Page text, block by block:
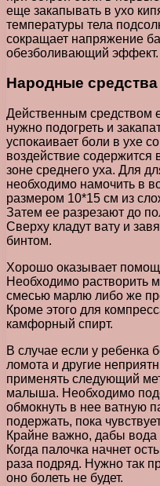
еще закапывать в ухо
температуры тела
сокращает напряжение
обезболивающий эффект.
Народные средства
Действенным средством
нужно подогреть и
успокаивает боли в ухе
воздействие
зоне среднего уха. Для
необходимо намочить в
размером 10*15 см из
Затем ее разрезают до
Сверху кладут вату и
бинтом.
Хорошо оказывает
Необходимо растворить
смесью марлю либо же
Кроме этого для
камфорный спирт.
В случае если у ребенка
ломота и другие
применять следующий
малыша. Необходимо
обмокнуть в нее ватную
подержать, пока
Крайне важно, дабы вода
Когда палочка начнет
раза подряд. Нужно так
оно болеть не будет.